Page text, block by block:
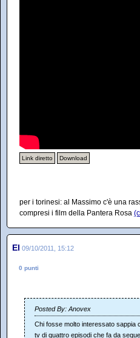
Link diretto Download
per i torinesi: al Massimo c'è una
compresi i film della Pantera Rosa
El 09/10/2011, 15:12
0 punti
Posted By: Anovex
Chi fosse molto interessato sappia
tv di quattro episodi che fa da